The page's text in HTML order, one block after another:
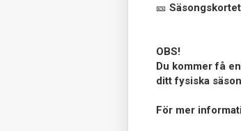
🎫
OBS!
Du kommer få
ditt fysiska
För mer